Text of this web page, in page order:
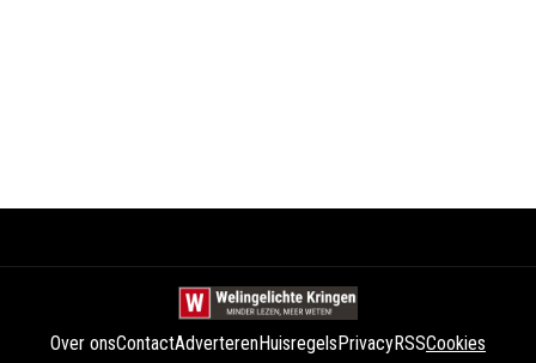
Over onsContactAdverterenHuisregelsPrivacyRSSCookies